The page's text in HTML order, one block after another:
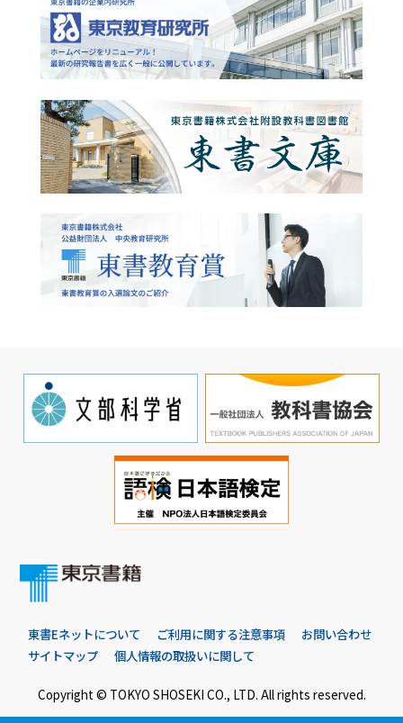
東書Eネットについて ご利用に関する注意事項
お問い合わせ
サイトマップ
個人情報の取扱いに関して
Copyright © TOKYO SHOSEKI CO., LTD. All rights reserved.